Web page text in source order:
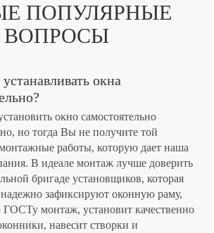
ПОПУЛЯРНЫЕ
ВОПРОСЫ
окна
окно самостоятельно
но тогда Вы не получите той
работы, которую дает наша
В идеале монтаж лучше доверить
бригаде установщиков, которая
зафиксируют оконную раму,
монтаж, установит качественно
навесит створки и